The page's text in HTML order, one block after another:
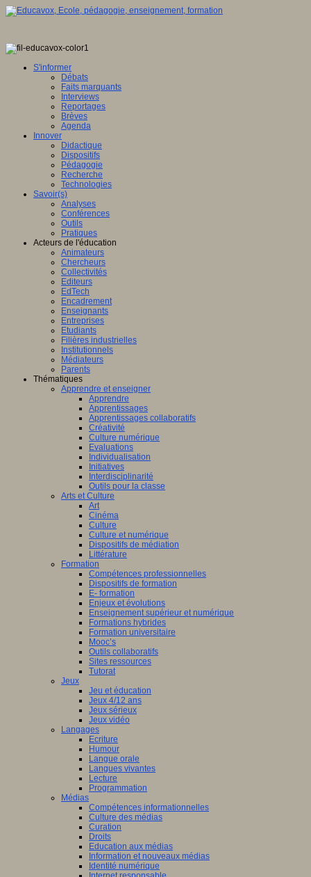
S'informer
Débats
Faits marquants
Interviews
Reportages
Brèves
Agenda
Innover
Didactique
Dispositifs
Pédagogie
Recherche
Technologies
Savoir(s)
Analyses
Conférences
Outils
Pratiques
Acteurs de l'éducation
Animateurs
Chercheurs
Collectivités
Editeurs
EdTech
Encadrement
Enseignants
Entreprises
Etudiants
Filières industrielles
Institutionnels
Médiateurs
Parents
Thématiques
Apprendre et enseigner
Apprendre
Apprentissages
Apprentissages collaboratifs
Créativité
Culture numérique
Evaluations
Individualisation
Initiatives
Interdisciplinarité
Outils pour la classe
Arts et Culture
Art
Cinéma
Culture
Culture et numérique
Dispositifs de médiation
Littérature
Formation
Compétences professionnelles
Dispositifs de formation
E- formation
Enjeux et évolutions
Enseignement supérieur et numérique
Formations hybrides
Formation universitaire
Mooc’s
Outils collaboratifs
Sites ressources
Tutorat
Jeux
Jeu et éducation
Jeux 4/12 ans
Jeux sérieux
Jeux vidéo
Langages
Ecriture
Humour
Langue orale
Langues vivantes
Lecture
Programmation
Médias
Compétences informationnelles
Culture des médias
Curation
Droits
Education aux médias
Information et nouveaux médias
Identité numérique